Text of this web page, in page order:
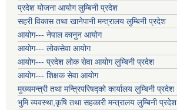
प्रदेश योजना आयोग लुम्बिनी प्रदेश
सहरी विकास तथा खानेपानी मन्त्रालय लुम्बिनी प्रदेश
आयोग--- नेपाल कानुन आयोग
आयोग--- लोकसेवा आयोग
आयोग--- प्रदेश लोक सेवा आयोग लुम्बिनी प्रदेश
आयोग--- शिक्षक सेवा आयोग
मुख्यमन्त्री तथा मन्त्रिपरिषद्को कार्यालय लुम्बिनी प्रदेश
भुमि व्यवस्था,कृषि तथा सहकारी मन्त्रालय लुम्बिनी प्रदेश